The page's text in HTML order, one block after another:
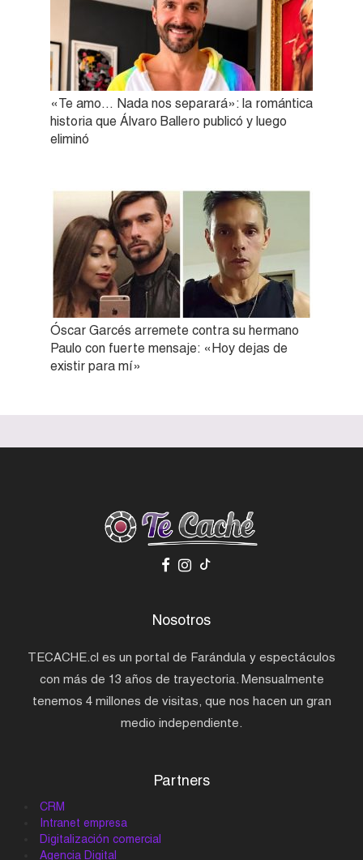
«Te amo… Nada nos separará»: la romántica
historia que Álvaro Ballero publicó y luego
eliminó
Óscar Garcés arremete contra su hermano
Paulo con fuerte mensaje: «Hoy dejas de
existir para mí»
Nosotros
TECACHE.cl es un portal de Farándula y espectáculos
con más de 13 años de trayectoria. Mensualmente
tenemos 4 millones de visitas, que nos hacen un gran
medio independiente.
Partners
CRM
Intranet empresa
Digitalización comercial
Agencia Digital